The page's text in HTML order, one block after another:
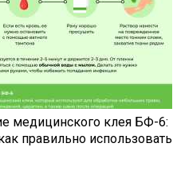
медицинского клея БФ-6:
правильно использовать